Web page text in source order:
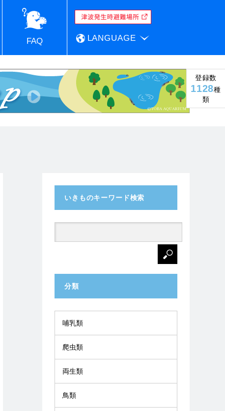
FAQ LANGUAGE
登録数
1128種
類
いきものキーワード検索
分類
哺乳類
爬虫類
両生類
鳥類